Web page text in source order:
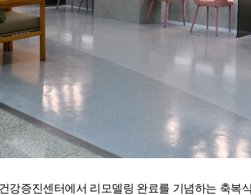
강증진센터에서 리모델링 완료를 기념하는 축복